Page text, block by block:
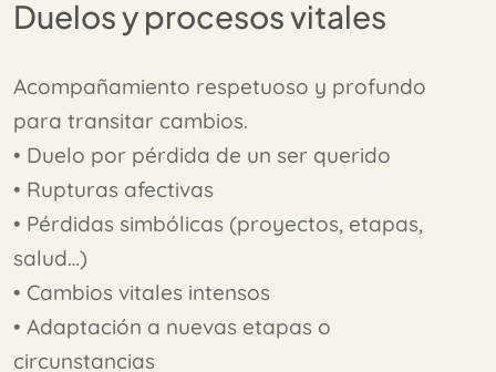
Duelos y procesos vitales
Acompañamiento respetuoso y profundo
para transitar cambios.
• Duelo por pérdida de un ser querido
• Rupturas afectivas
• Pérdidas simbólicas (proyectos, etapas,
salud…)
• Cambios vitales intensos
• Adaptación a nuevas etapas o
circunstancias